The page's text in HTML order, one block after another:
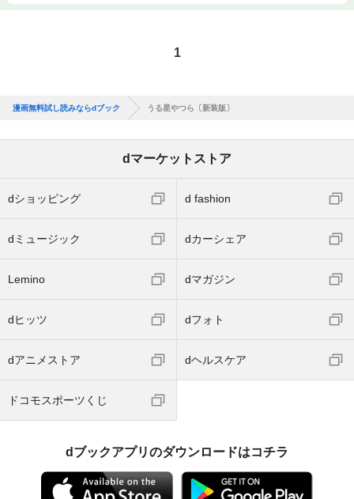
1
漫画無料試し読みならdブック うる星やつら〔新装版〕
dマーケットストア
dショッピング d fashion
dミュージック dカーシェア
Lemino dマガジン
dヒッツ dフォト
dアニメストア dヘルスケア
ドコモスポーツくじ
dブックアプリのダウンロードはコチラ